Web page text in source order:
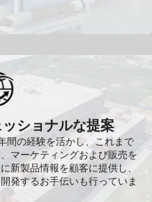
ショナルな提案
間の経験を活かし、これまで
マーケティングおよび販売を
新製品情報を顧客に提供し、
発するお手伝いも行っていま